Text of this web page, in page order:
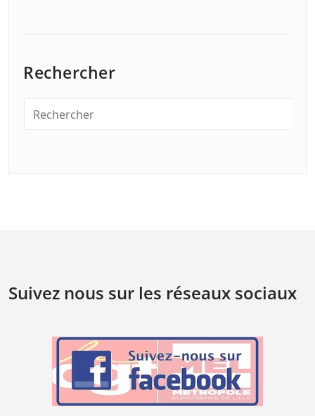
Rechercher
Suivez nous sur les réseaux sociaux